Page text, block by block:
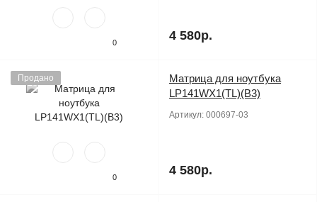
0 4 580р.
Продано
0
Матрица для ноутбука
LP141WX1(TL)(B3)
Артикул: 000697-03
4 580р.